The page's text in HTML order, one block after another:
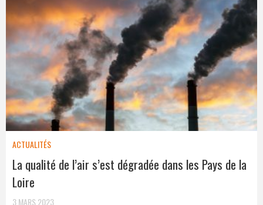
ACTUALITÉS
La qualité de l’air s’est dégradée dans les Pays de la
Loire
3 MARS 2023